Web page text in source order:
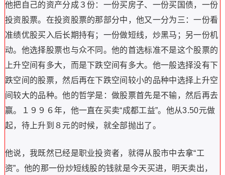
他把自己的资产分成３份：一份买房子、一份买国债，一份
投资股票。在投资股票的那部分中，他又一分为三：一份看
准绩优股买入后长期持有；一份做短线，炒黑马；另一份机
动。他选择股票也与众不同。他的首选标准不是这个股票的
上升空间有多大，而是下跌空间有多大。他一般选择没有下
跌空间的股票，然后再在下跌空间较小的品种中选择上升空
间较大的品种。他的哲学是：做股票首先是不输，然后再去
赢。１９９６年，他一直在买卖“成都工益”。他从3.50元做
起，待上升到８元的时候，就全部抛出了。
他说，我既然已经是职业投资者，就得从股市中去拿“工
资”。他的那一份炒短线股的钱就是今天买进，明天卖出，